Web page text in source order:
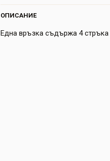
ОПИСАНИЕ
Една връзка съдържа 4 стръка